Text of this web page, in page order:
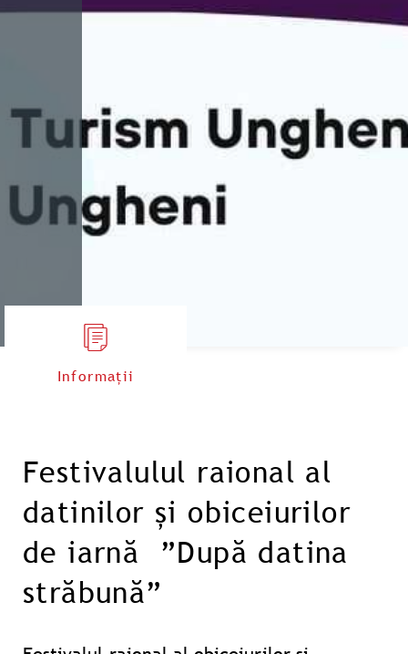
Informații
Festivalulul raional al
datinilor şi obiceiurilor
de iarnă ”După datina
străbună”